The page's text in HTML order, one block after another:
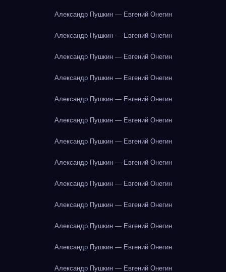
Александр Пушкин — Евгений Онегин
Александр Пушкин — Евгений Онегин
Александр Пушкин — Евгений Онегин
Александр Пушкин — Евгений Онегин
Александр Пушкин — Евгений Онегин
Александр Пушкин — Евгений Онегин
Александр Пушкин — Евгений Онегин
Александр Пушкин — Евгений Онегин
Александр Пушкин — Евгений Онегин
Александр Пушкин — Евгений Онегин
Александр Пушкин — Евгений Онегин
Александр Пушкин — Евгений Онегин
Александр Пушкин — Евгений Онегин